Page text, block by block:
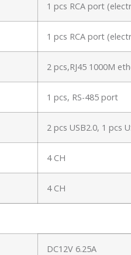
1 pcs RCA port
1 pcs RCA port
2 pcs,RJ45 1000M
1 pcs, RS-485 port
2 pcs USB2.0, 1 pcs
4 CH
4 CH
DC12V 6.25A